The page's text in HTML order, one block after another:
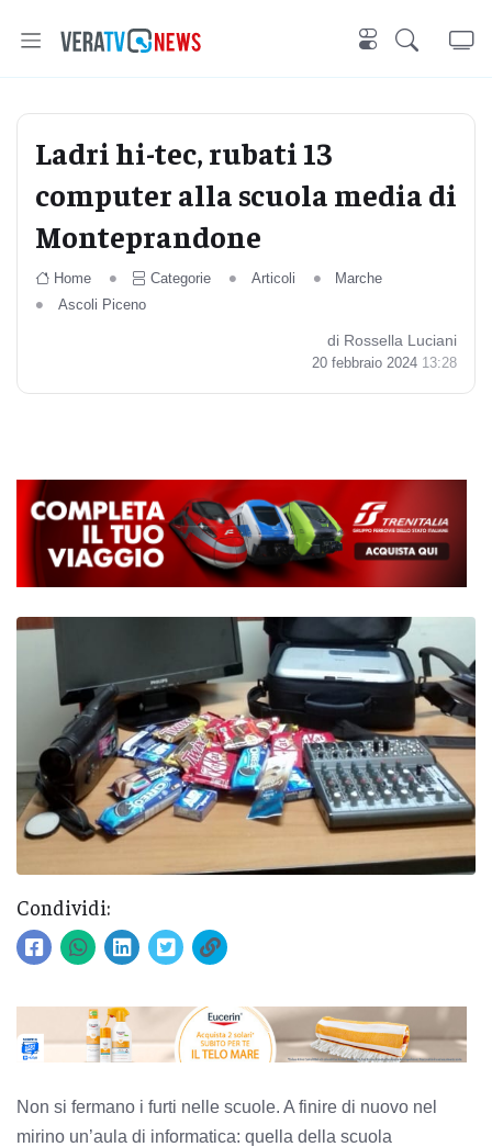
Ladri hi-tec, rubati 13
computer alla scuola media di
Monteprandone
Home Categorie Articoli
Marche
Ascoli Piceno
di Rossella Luciani
20 febbraio 2024 13:28
Condividi:
Non si fermano i furti nelle scuole. A finire di nuovo nel
mirino un’aula di informatica: quella della scuola